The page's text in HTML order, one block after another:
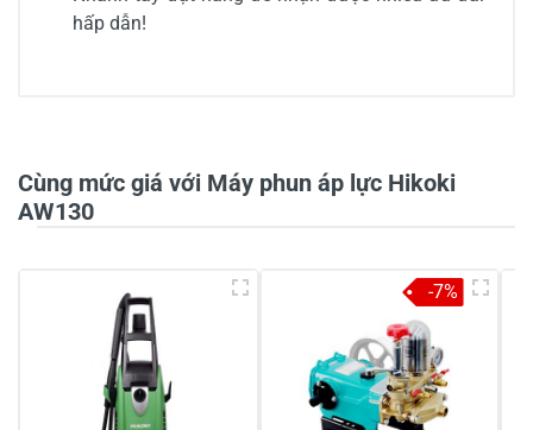
hấp dẫn!
4
3
2
-
1
-
Cùng mức giá với Máy phun áp lực Hikoki
AW130
-7%